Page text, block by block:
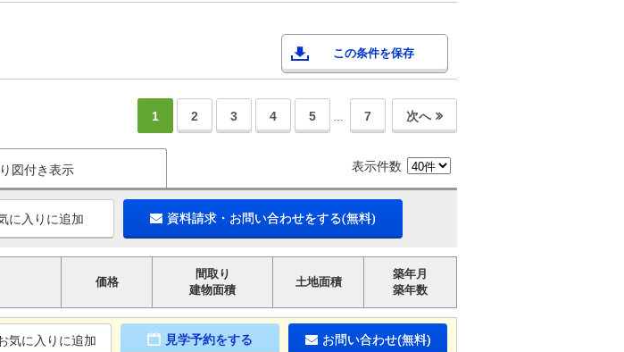
この条件を保存
1 2 3 4 5 … 7 次へ
図付き表示 表示件数
に入りに追加 資料請求・お問い合わせをする(無料)
価格
間取り
建物面積
土地面積
築年月
築年数
気に入りに追加 見学予約をする お問い合わせ(無料)